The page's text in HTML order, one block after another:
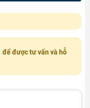
để được tư vấn và hỗ